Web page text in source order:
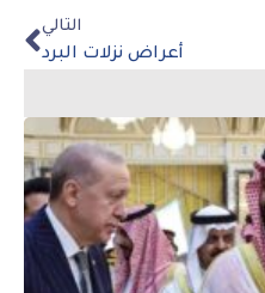
التالي
أعراض نزلات البرد